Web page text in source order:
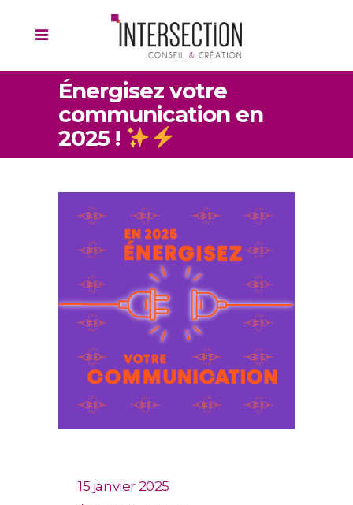
Énergisez votre
communication en
2025 !
15 janvier 2025